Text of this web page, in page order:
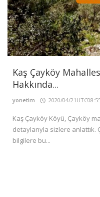
KAŞ
GEZİ
REHBERİ
GALERİ
İLETİŞİM
Ol
Kaş Çayköy
Hakkında...
yonetim 2020/04/
Kaş Çayköy Köyü, Çayköy
detaylarıyla sizlere anlattık.
bilgilere bu...